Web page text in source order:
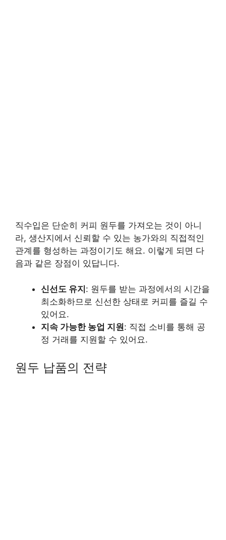
직수입은 단순히 커피 원두를 가져오는 것이 아니
라, 생산지에서 신뢰할 수 있는 농가와의 직접적인
관계를 형성하는 과정이기도 해요. 이렇게 되면 다
음과 같은 장점이 있답니다.
신선도 유지: 원두를 받는 과정에서의 시간을
최소화하므로 신선한 상태로 커피를 즐길 수
있어요.
지속 가능한 농업 지원: 직접 소비를 통해 공
정 거래를 지원할 수 있어요.
원두 납품의 전략